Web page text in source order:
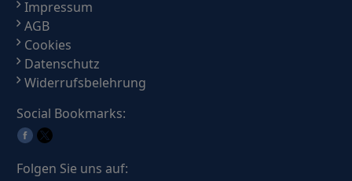
Impressum
AGB
Cookies
Datenschutz
Widerrufsbelehrung
Social Bookmarks:
Folgen Sie uns auf: